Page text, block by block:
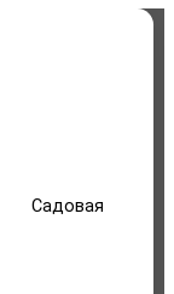
Садовая